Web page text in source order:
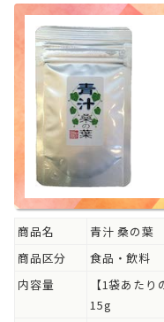
商品名
青汁 桑の葉
商品区分
食品・飲料
内容量
【1袋あたり
15g